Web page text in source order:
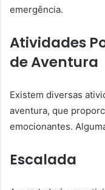
emergência.
Atividades
de Aventura
Existem diversas
aventura, que
emocionantes.
Escalada